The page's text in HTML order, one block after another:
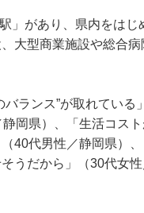
」があり、県内をは
大型商業施設や総合
ランス”が取れている
岡県）、「生活コス
40代男性／静岡県）
うだから」（30代女